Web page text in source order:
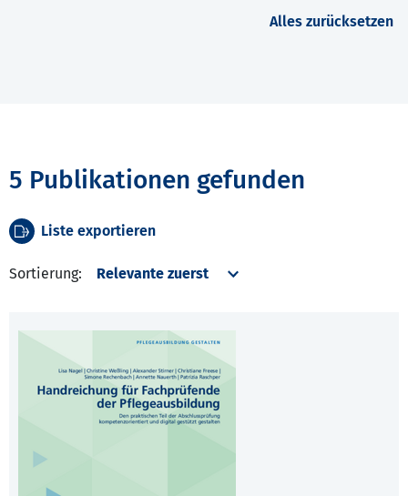
Alles zurücksetzen
5 Publikationen gefunden
Liste exportieren
Sortierung: